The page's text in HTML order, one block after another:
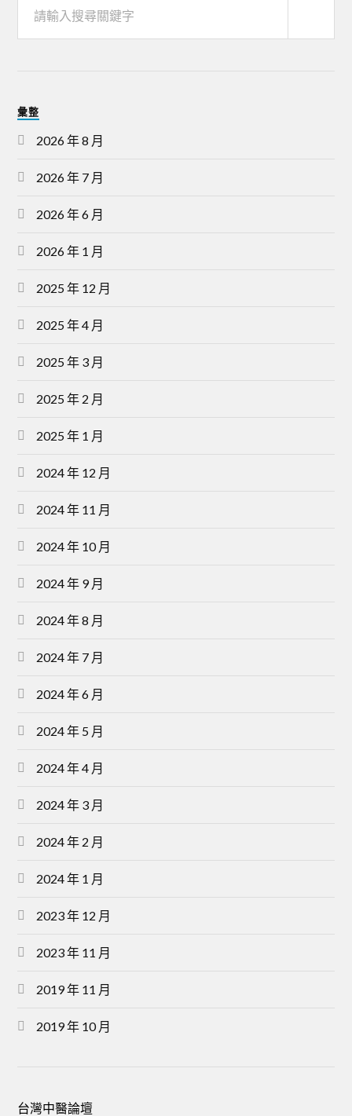
彙整
2026 年 8 月
2026 年 7 月
2026 年 6 月
2026 年 1 月
2025 年 12 月
2025 年 4 月
2025 年 3 月
2025 年 2 月
2025 年 1 月
2024 年 12 月
2024 年 11 月
2024 年 10 月
2024 年 9 月
2024 年 8 月
2024 年 7 月
2024 年 6 月
2024 年 5 月
2024 年 4 月
2024 年 3 月
2024 年 2 月
2024 年 1 月
2023 年 12 月
2023 年 11 月
2019 年 11 月
2019 年 10 月
台灣中醫論壇